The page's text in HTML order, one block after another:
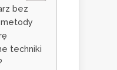
bez
metody
techniki